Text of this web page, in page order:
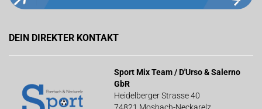
DEIN DIREKTER KONTAKT
Sport Mix Team / D'Urso & Salerno
GbR
Heidelberger Strasse 40